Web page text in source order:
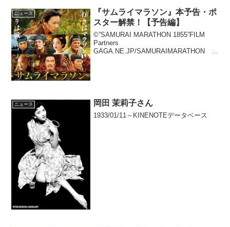
泰にニューウェーブアワード！「ゆうば
り国際ファンタステ...
ニュース
『サムライマラソン』本予告・ポ
スター解禁！【予告編】
©”SAMURAI MARATHON 1855”FILM
Partners
GAGA.NE.JP/SAMURAIMARATHON
ニュース 岡田 茉莉子さん
1933/01/11～KINENOTEデータベース